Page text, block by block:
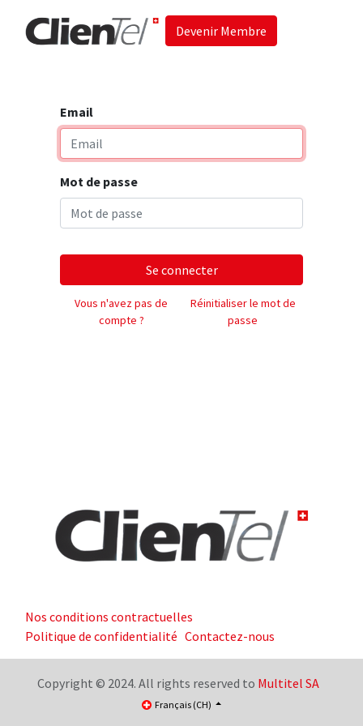
Devenir Membre
Email
Mot de passe
Se connecter
Vous n'avez pas de
compte ?
Réinitialiser le mot de
passe
Nos conditions contractuelles
Politique de confidentialité Contactez-nous
Copyright © 2024. All rights reserved to Multitel SA
Français (CH)